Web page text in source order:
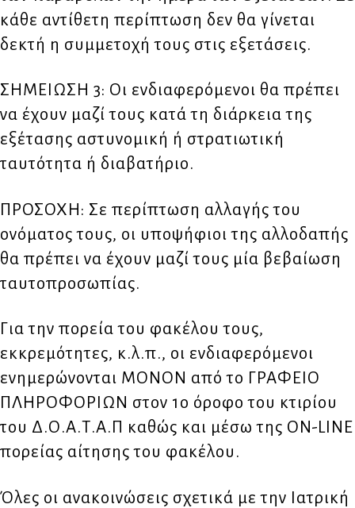
κάθε αντίθετη περίπτωση δεν θα γίνεται
δεκτή η συμμετοχή τους στις εξετάσεις.
ΣΗΜΕΙΩΣΗ 3: Οι ενδιαφερόμενοι θα πρέπει
να έχουν μαζί τους κατά τη διάρκεια της
εξέτασης αστυνομική ή στρατιωτική
ταυτότητα ή διαβατήριο.
ΠΡΟΣΟΧΗ: Σε περίπτωση αλλαγής του
ονόματος τους, οι υποψήφιοι της αλλοδαπής
θα πρέπει να έχουν μαζί τους μία βεβαίωση
ταυτοπροσωπίας.
Για την πορεία του φακέλου τους,
εκκρεμότητες, κ.λ.π., οι ενδιαφερόμενοι
ενημερώνονται ΜΟΝΟΝ από το ΓΡΑΦΕΙΟ
ΠΛΗΡΟΦΟΡΙΩΝ στον 1ο όροφο του κτιρίου
του Δ.Ο.Α.Τ.Α.Π καθώς και μέσω της ON-LINE
πορείας αίτησης του φακέλου.
Όλες οι ανακοινώσεις σχετικά με την Iατρική